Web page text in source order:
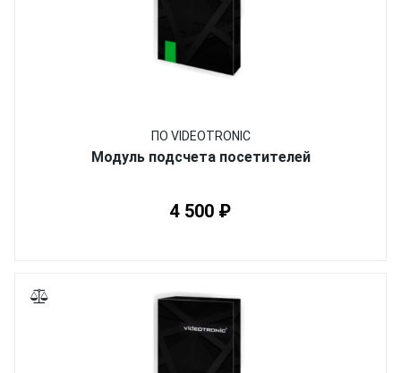
ПО VIDEOTRONIC
Модуль подсчета посетителей
4 500 ₽